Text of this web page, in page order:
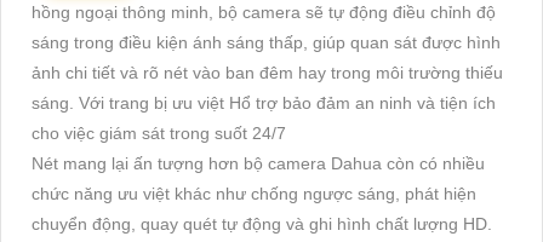
hồng ngoại thông minh, bộ camera sẽ tự động điều chỉnh độ
sáng trong điều kiện ánh sáng thấp, giúp quan sát được hình
ảnh chi tiết và rõ nét vào ban đêm hay trong môi trường thiếu
sáng. Với trang bị ưu việt Hổ trợ bảo đảm an ninh và tiện ích
cho việc giám sát trong suốt 24/7
Nét mang lại ấn tượng hơn bộ camera Dahua còn có nhiều
chức năng ưu việt khác như chống ngược sáng, phát hiện
chuyển động, quay quét tự động và ghi hình chất lượng HD.